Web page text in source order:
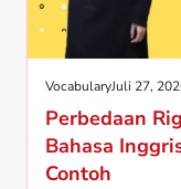
VocabularyJuli 27,
Perbedaan
Bahasa
Contoh